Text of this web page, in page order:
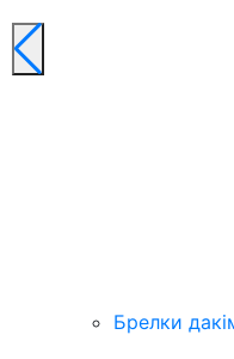
Брелки